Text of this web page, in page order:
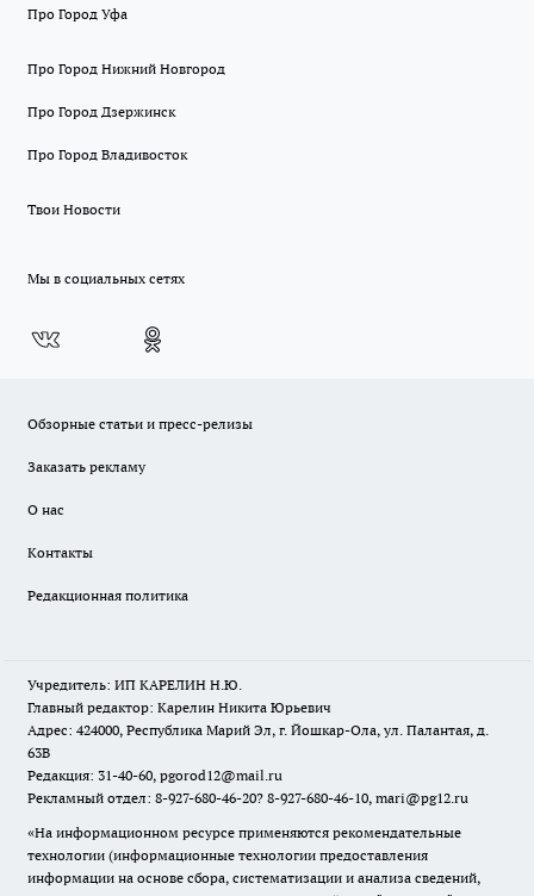
Про Город Уфа
Про Город Нижний Новгород
Про Город Дзержинск
Про Город Владивосток
Твои Новости
Мы в социальных сетях
Обзорные статьи и пресс-релизы
Заказать рекламу
О нас
Контакты
Редакционная политика
Учредитель: ИП КАРЕЛИН Н.Ю.
Главный редактор: Карелин Никита Юрьевич
Адрес: 424000, Республика Марий Эл, г. Йошкар-Ола, ул. Палантая, д.
63В
Редакция: 31-40-60, pgorod12@mail.ru
Рекламный отдел: 8-927-680-46-20? 8-927-680-46-10, mari@pg12.ru
«На информационном ресурсе применяются рекомендательные
технологии (информационные технологии предоставления
информации на основе сбора, систематизации и анализа сведений,